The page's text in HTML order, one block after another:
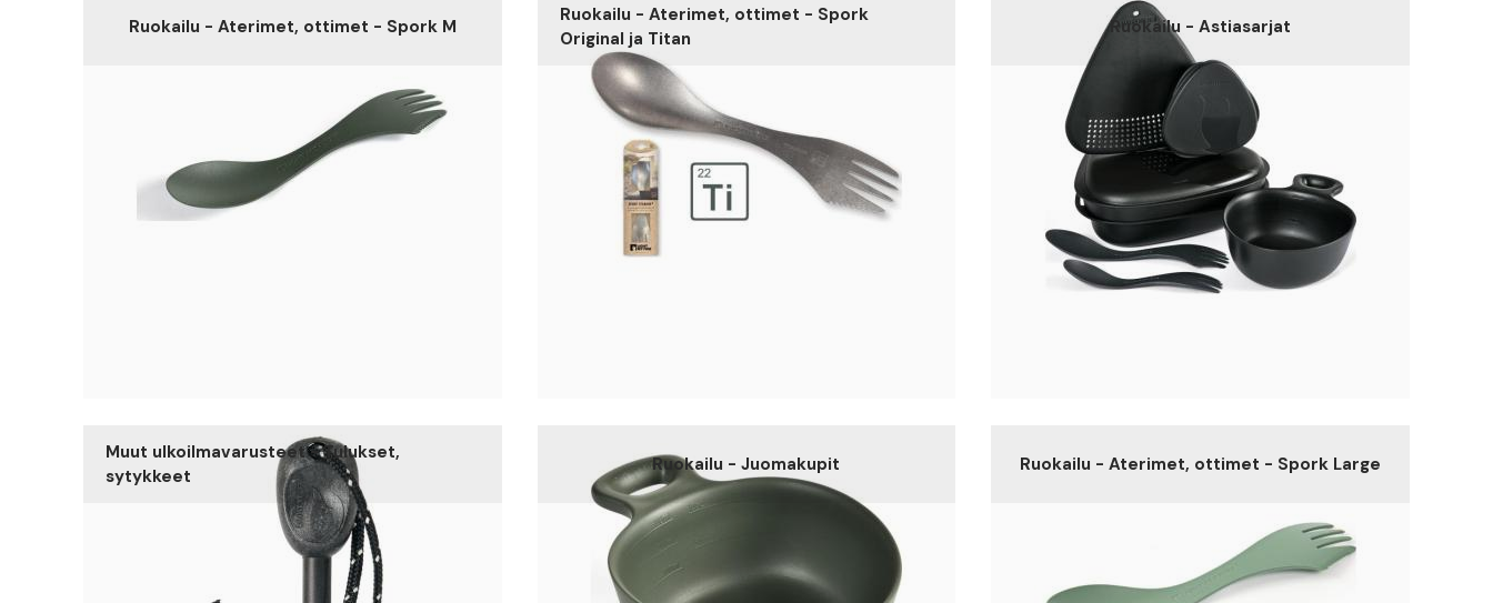
Ruokailu - Aterimet, ottimet - Spork M
Ruokailu - Aterimet, ottimet - Spork
Original ja Titan
Ruokailu - Astiasarjat
Muut ulkoilmavarusteet - Tulukset,
sytykkeet
Ruokailu - Juomakupit Ruokailu - Aterimet, ottimet - Spork Large